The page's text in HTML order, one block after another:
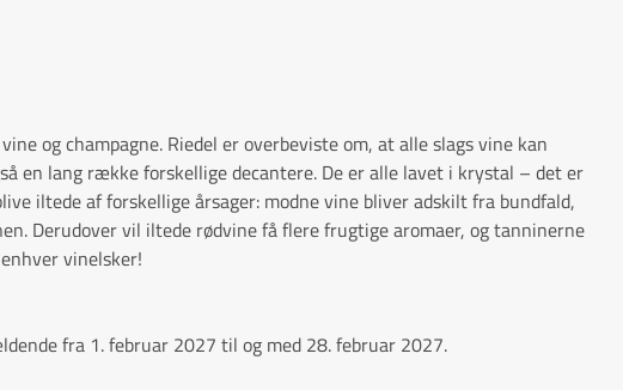
og champagne. Riedel er overbeviste om, at alle slags vine kan
en lang række forskellige decantere. De er alle lavet i krystal – det er
iltede af forskellige årsager: modne vine bliver adskilt fra bundfald,
Derudover vil iltede rødvine få flere frugtige aromaer, og tanninerne
vinelsker!
fra 1. februar 2027 til og med 28. februar 2027.